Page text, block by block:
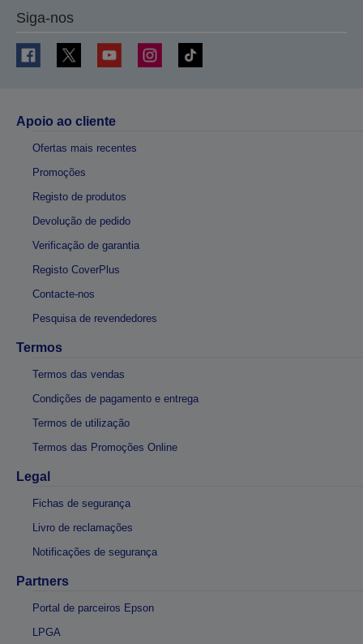
Siga-nos
Apoio ao cliente
Ofertas mais recentes
Promoções
Registo de produtos
Devolução de pedido
Verificação de garantia
Registo CoverPlus
Contacte-nos
Pesquisa de revendedores
Termos
Termos das vendas
Condições de pagamento e entrega
Termos de utilização
Termos das Promoções Online
Legal
Fichas de segurança
Livro de reclamações
Notificações de segurança
Partners
Portal de parceiros Epson
LPGA